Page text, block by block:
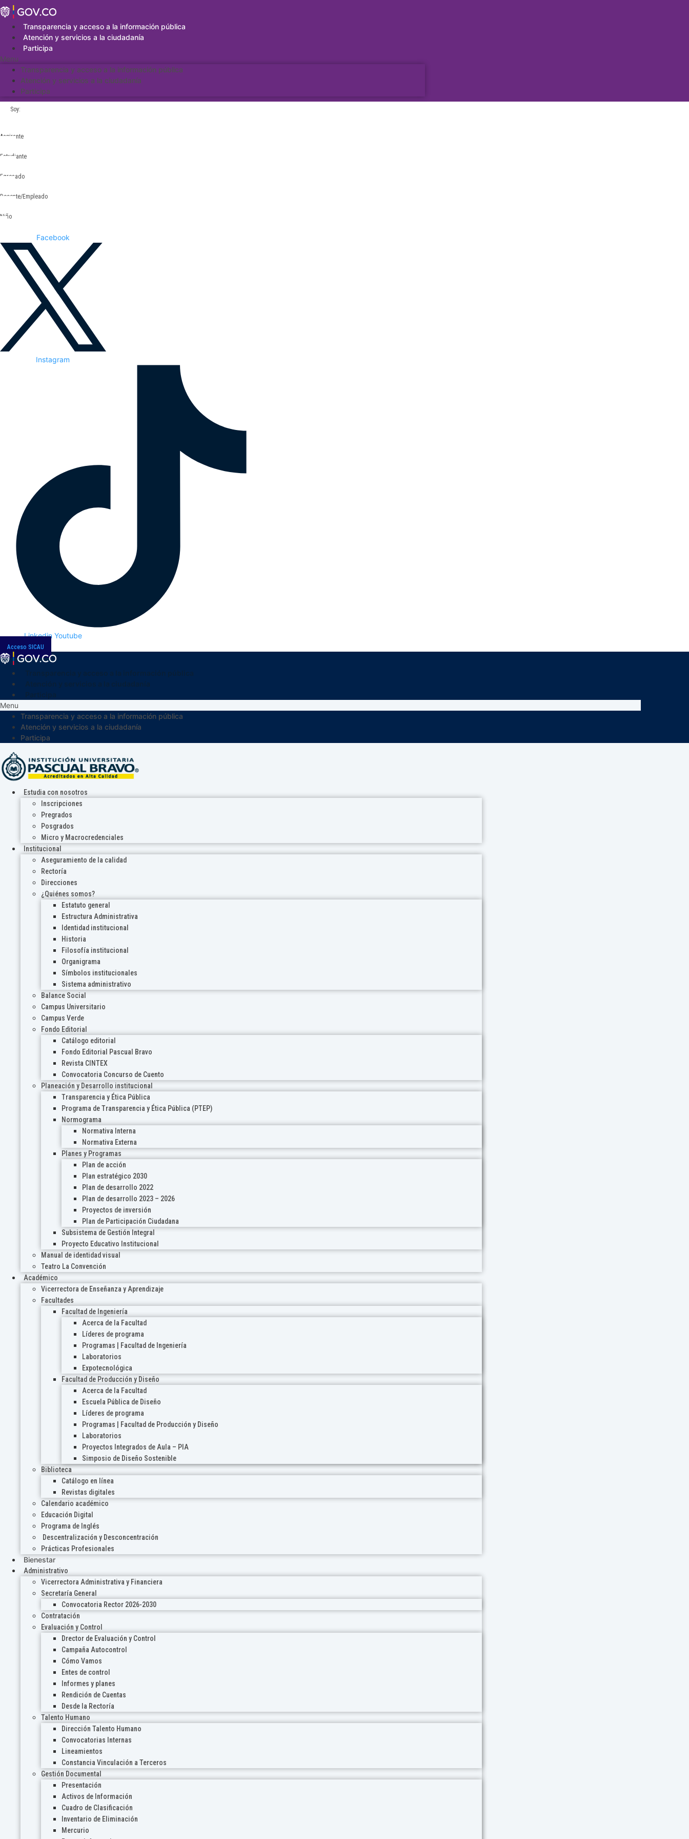
Saltar
al
contenidoTransparencia y acceso a la información pública
Atención y servicios a la ciudadanía
Participa
Menu
Transparencia y acceso a la información pública
Atención y servicios a la ciudadanía
Participa
Soy:
Aspirante
Estudiante
Egresado
Docente/Empleado
Niño
Facebook
Instagram
Linkedin Youtube
Acceso SICAU
Menu
Transparencia y acceso a la información pública
Atención y servicios a la ciudadanía
Participa
Estudia con nosotros
Inscripciones
Pregrados
Posgrados
Micro y Macrocredenciales
Institucional
Aseguramiento de la calidad
Rectoría
Direcciones
¿Quiénes somos?
Estatuto general
Estructura Administrativa
Identidad institucional
Historia
Filosofía institucional
Organigrama
Símbolos institucionales
Sistema administrativo
Balance Social
Campus Universitario
Campus Verde
Fondo Editorial
Catálogo editorial
Fondo Editorial Pascual Bravo
Revista CINTEX
Convocatoria Concurso de Cuento
Planeación y Desarrollo institucional
Transparencia y Ética Pública
Programa de Transparencia y Ética Pública (PTEP)
Normograma
Normativa Interna
Normativa Externa
Planes y Programas
Plan de acción
Plan estratégico 2030
Plan de desarrollo 2022
Plan de desarrollo 2023 – 2026
Proyectos de inversión
Plan de Participación Ciudadana
Subsistema de Gestión Integral
Proyecto Educativo Institucional
Manual de identidad visual
Teatro La Convención
Académico
Vicerrectora de Enseñanza y Aprendizaje
Facultades
Facultad de Ingeniería
Acerca de la Facultad
Líderes de programa
Programas | Facultad de Ingeniería
Laboratorios
Expotecnológica
Facultad de Producción y Diseño
Acerca de la Facultad
Escuela Pública de Diseño
Líderes de programa
Programas | Facultad de Producción y Diseño
Laboratorios
Proyectos Integrados de Aula – PIA
Simposio de Diseño Sostenible
Biblioteca
Catálogo en línea
Revistas digitales
Calendario académico
Educación Digital
Programa de Inglés
Descentralización y Desconcentración
Prácticas Profesionales
Bienestar
Administrativo
Vicerrectora Administrativa y Financiera
Secretaría General
Convocatoria Rector 2026-2030
Contratación
Evaluación y Control
Drector de Evaluación y Control
Campaña Autocontrol
Cómo Vamos
Entes de control
Informes y planes
Rendición de Cuentas
Desde la Rectoría
Talento Humano
Dirección Talento Humano
Convocatorias Internas
Lineamientos
Constancia Vinculación a Terceros
Gestión Documental
Presentación
Activos de Información
Cuadro de Clasificación
Inventario de Eliminación
Mercurio